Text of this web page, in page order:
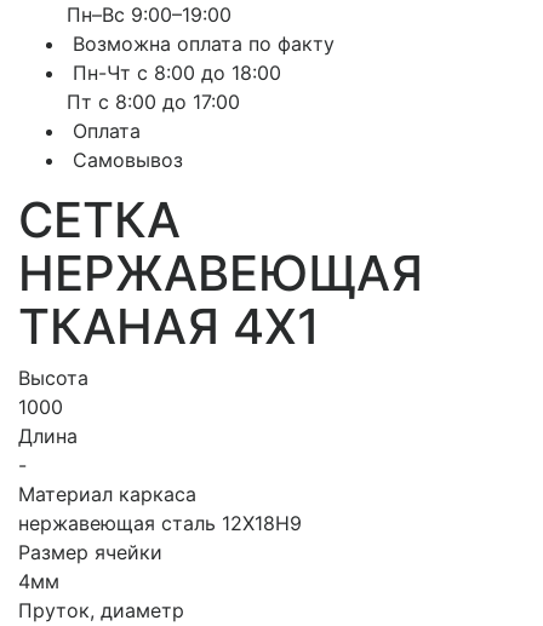
Пн–Вс 9:00–19:00
Возможна оплата по факту
Пн-Чт с 8:00 до 18:00
Пт с 8:00 до 17:00
Оплата
Самовывоз
СЕТКА
НЕРЖАВЕЮЩАЯ
ТКАНАЯ 4X1
Высота
1000
Длина
-
Материал каркаса
нержавеющая сталь 12Х18Н9
Размер ячейки
4мм
Пруток, диаметр